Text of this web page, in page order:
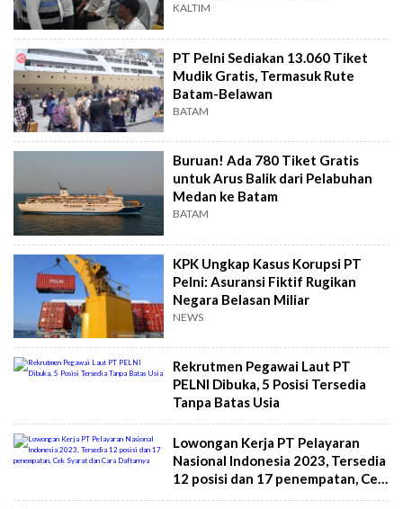
KALTIM
PT Pelni Sediakan 13.060 Tiket
Mudik Gratis, Termasuk Rute
Batam-Belawan
BATAM
Buruan! Ada 780 Tiket Gratis
untuk Arus Balik dari Pelabuhan
Medan ke Batam
BATAM
KPK Ungkap Kasus Korupsi PT
Pelni: Asuransi Fiktif Rugikan
Negara Belasan Miliar
NEWS
Rekrutmen Pegawai Laut PT
PELNI Dibuka, 5 Posisi Tersedia
Tanpa Batas Usia
Lowongan Kerja PT Pelayaran
Nasional Indonesia 2023, Tersedia
12 posisi dan 17 penempatan, Cek
Syarat dan Cara Daftarnya